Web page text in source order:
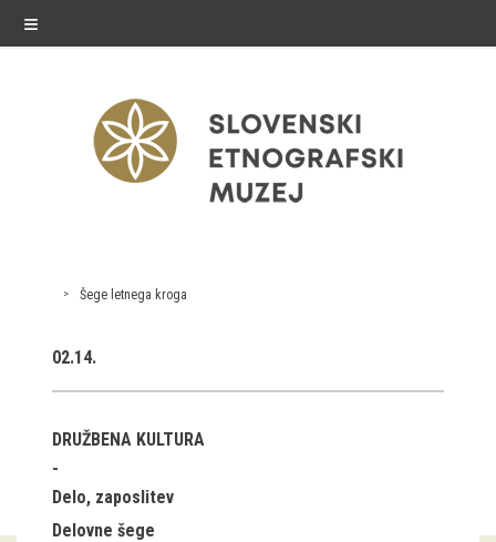
≡
razstave
Občasne razstave
Gostovanja
E-razstave
Virtualni sprehodi
Šege letnega kroga
02.14.
DRUŽBENA KULTURA
Delo, zaposlitev
Delovne šege